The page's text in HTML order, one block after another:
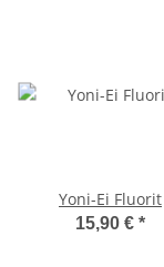
Yoni-Ei Fluorit
15,90 € *